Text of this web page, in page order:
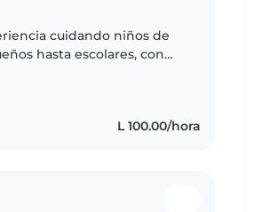
cuidando niños de
hasta escolares, con
L 100.00/hora